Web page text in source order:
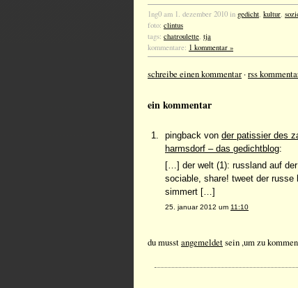
1ng0 am 1. dezember 2010 in gedicht, kultur,
foto: clintus
tags: chatroulette, tja
kommentare: 1 kommentar »
schreibe einen kommentar·rss
ein kommentar
pingback von der patissier des
harmsdorf – das gedichtblog:
[…] der welt (1): russland auf
sociable, share! tweet der russe
simmert […]
25. januar 2012 um 11:10
du musstangemeldetsein ,um zu